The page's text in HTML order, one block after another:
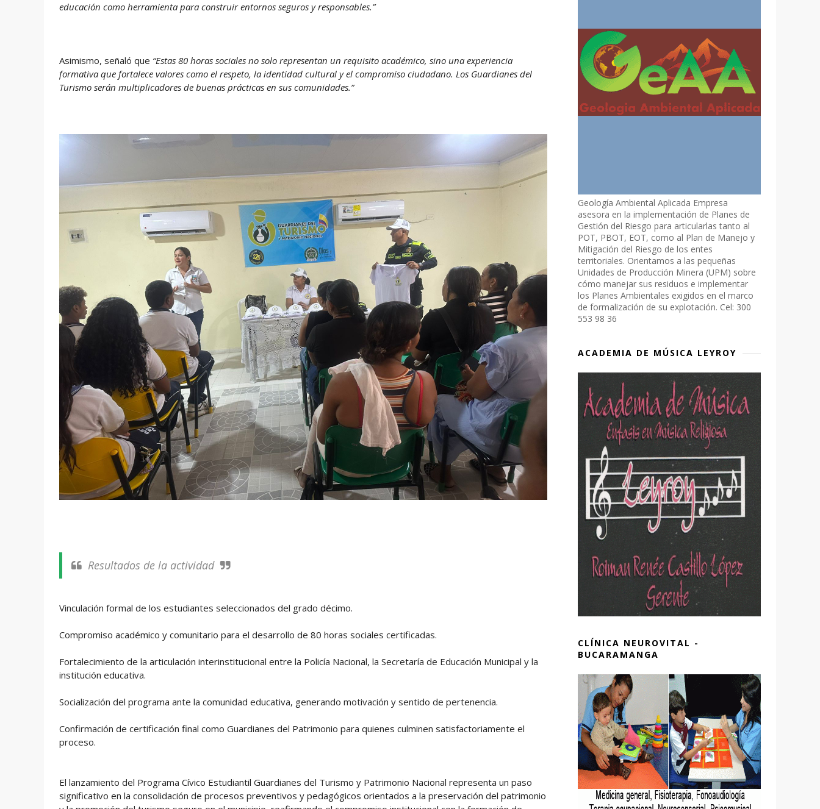
educación como herramienta para construir entornos seguros y responsables.”
Asimismo, señaló que “Estas 80 horas sociales no solo representan un requisito académico, sino una experiencia
formativa que fortalece valores como el respeto, la identidad cultural y el compromiso ciudadano. Los Guardianes del
Turismo serán multiplicadores de buenas prácticas en sus comunidades.”
Resultados de la actividad
Vinculación formal de los estudiantes seleccionados del grado décimo.
Compromiso académico y comunitario para el desarrollo de 80 horas sociales certificadas.
Fortalecimiento de la articulación interinstitucional entre la Policía Nacional, la Secretaría de Educación Municipal y la
institución educativa.
Socialización del programa ante la comunidad educativa, generando motivación y sentido de pertenencia.
Confirmación de certificación final como Guardianes del Patrimonio para quienes culminen satisfactoriamente el
proceso.
El lanzamiento del Programa Cívico Estudiantil Guardianes del Turismo y Patrimonio Nacional representa un paso
significativo en la consolidación de procesos preventivos y pedagógicos orientados a la preservación del patrimonio
Geología Ambiental Aplicada Empresa
asesora en la implementación de Planes de
Gestión del Riesgo para articularlas tanto al
POT, PBOT, EOT, como al Plan de Manejo y
Mitigación del Riesgo de los entes
territoriales. Orientamos a las pequeñas
Unidades de Producción Minera (UPM) sobre
cómo manejar sus residuos e implementar
los Planes Ambientales exigidos en el marco
de formalización de su explotación. Cel: 300
553 98 36
ACADEMIA DE MÚSICA LEYROY
CLÍNICA NEUROVITAL -
BUCARAMANGA